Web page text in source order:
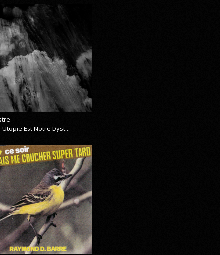
Utopie Est Notre Dyst...